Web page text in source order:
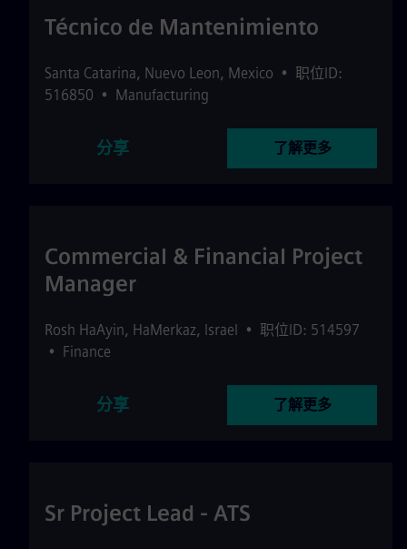
Técnico de Mantenimiento
Santa Catarina, Nuevo Leon, Mexico • 职位ID:
516850 • Manufacturing
分享 了解更多
Commercial & Financial Project
Manager
Rosh HaAyin, HaMerkaz, Israel • 职位ID: 514597
• Finance
分享 了解更多
Sr Project Lead - ATS